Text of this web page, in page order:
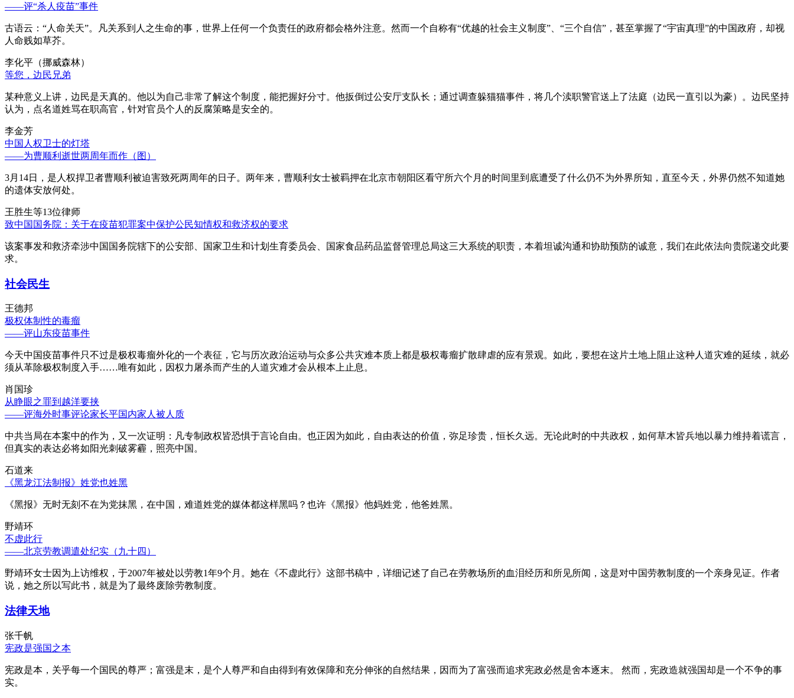
——评“杀人疫苗”事件
古语云：“人命关天”。凡关系到人之生命的事，世界上任何一个负责任的政府都会格外注意。然而一个自称有“优越的社会主义制度”、“三个自信”，甚至掌握了“宇宙真理”的中国政府，却视
人命贱如草芥。
李化平（挪威森林）
等您，边民兄弟
某种意义上讲，边民是天真的。他以为自己非常了解这个制度，能把握好分寸。他扳倒过公安厅支队长；通过调查躲猫猫事件，将几个渎职警官送上了法庭（边民一直引以为豪）。边民坚持
认为，点名道姓骂在职高官，针对官员个人的反腐策略是安全的。
李金芳
中国人权卫士的灯塔
——为曹顺利逝世两周年而作（图）
3月14日，是人权捍卫者曹顺利被迫害致死两周年的日子。两年来，曹顺利女士被羁押在北京市朝阳区看守所六个月的时间里到底遭受了什么仍不为外界所知，直至今天，外界仍然不知道她
的遗体安放何处。
王胜生等13位律师
致中国国务院：关于在疫苗犯罪案中保护公民知情权和救济权的要求
该案事发和救济牵涉中国国务院辖下的公安部、国家卫生和计划生育委员会、国家食品药品监督管理总局这三大系统的职责，本着坦诚沟通和协助预防的诚意，我们在此依法向贵院递交此要
求。
社会民生
王德邦
极权体制性的毒瘤
——评山东疫苗事件
今天中国疫苗事件只不过是极权毒瘤外化的一个表征，它与历次政治运动与众多公共灾难本质上都是极权毒瘤扩散肆虐的应有景观。如此，要想在这片土地上阻止这种人道灾难的延续，就必
须从革除极权制度入手……唯有如此，因权力屠杀而产生的人道灾难才会从根本上止息。
肖国珍
从睁眼之罪到越洋要挟
——评海外时事评论家长平国内家人被人质
中共当局在本案中的作为，又一次证明：凡专制政权皆恐惧于言论自由。也正因为如此，自由表达的价值，弥足珍贵，恒长久远。无论此时的中共政权，如何草木皆兵地以暴力维持着谎言，
但真实的表达必将如阳光刺破雾霾，照亮中国。
石道来
《黑龙江法制报》姓党也姓黑
《黑报》无时无刻不在为党抹黑，在中国，难道姓党的媒体都这样黑吗？也许《黑报》他妈姓党，他爸姓黑。
野靖环
不虚此行
——北京劳教调遣处纪实（九十四）
野靖环女士因为上访维权，于2007年被处以劳教1年9个月。她在《不虚此行》这部书稿中，详细记述了自己在劳教场所的血泪经历和所见所闻，这是对中国劳教制度的一个亲身见证。作者
说，她之所以写此书，就是为了最终废除劳教制度。
法律天地
张千帆
宪政是强国之本
宪政是本，关乎每一个国民的尊严；富强是末，是个人尊严和自由得到有效保障和充分伸张的自然结果，因而为了富强而追求宪政必然是舍本逐末。 然而，宪政造就强国却是一个不争的事
实。